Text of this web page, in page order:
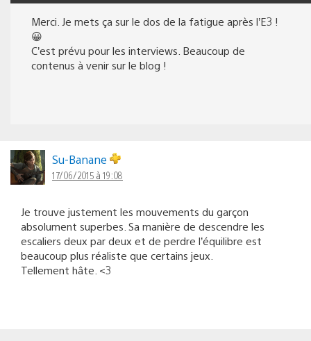
Merci. Je mets ça sur le dos de la fatigue après l’E3 !
😀
C’est prévu pour les interviews. Beaucoup de
contenus à venir sur le blog !
Su-Banane
17/06/2015 à 19:08
Je trouve justement les mouvements du garçon
absolument superbes. Sa manière de descendre les
escaliers deux par deux et de perdre l’équilibre est
beaucoup plus réaliste que certains jeux.
Tellement hâte. <3